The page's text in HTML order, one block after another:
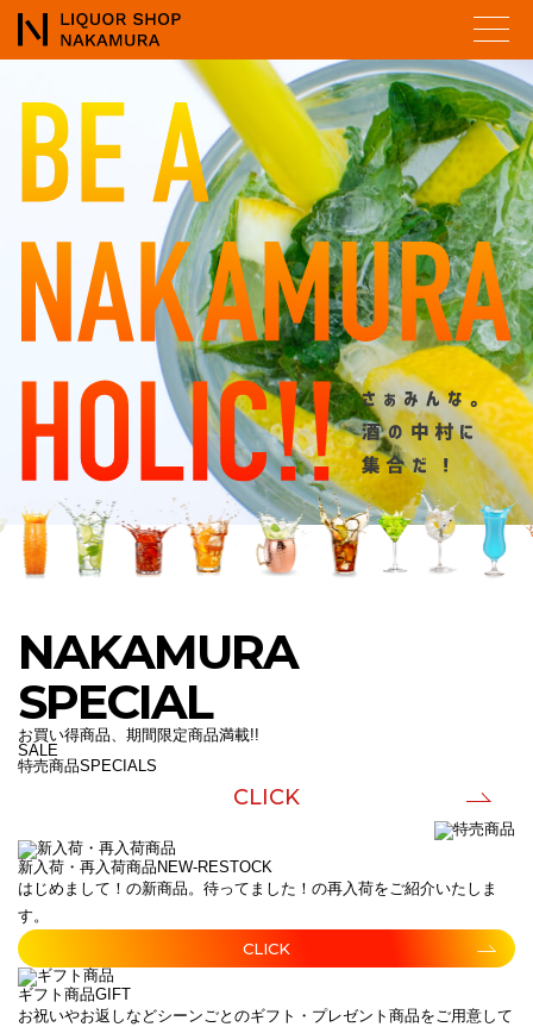
NAKAMURA
SPECIAL
お買い得商品、期間限定商品満載!!
SALE
特売商品SPECIALS
CLICK
新入荷・再入荷商品 NEW-RESTOCK
はじめまして！の新商品。待ってました！の再入荷をご紹介いたしま
す。
CLICK
ギフト商品GIFT
お祝いやお返しなどシーンごとのギフト・プレゼント商品をご用意して